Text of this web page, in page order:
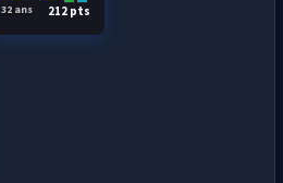
212 pts
32 ans